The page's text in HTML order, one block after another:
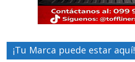
¡Tu Marca puede estar aquí!